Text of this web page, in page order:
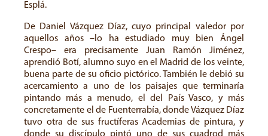
Esplá.
De Daniel Vázquez Díaz, cuyo principal valedor por
aquellos años –lo ha estudiado muy bien Ángel
Crespo– era precisamente Juan Ramón Jiménez,
aprendió Botí, alumno suyo en el Madrid de los veinte,
buena parte de su oficio pictórico. También le debió su
acercamiento a uno de los paisajes que terminaría
pintando más a menudo, el del País Vasco, y más
concretamente el de Fuenterrabía, donde Vázquez Díaz
tuvo otra de sus fructíferas Academias de pintura, y